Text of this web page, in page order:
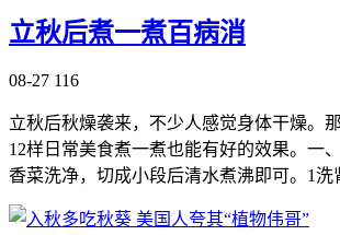
立秋后煮一煮百病消
08-27 116
立秋后秋燥袭来，不少人感觉身体干燥。
12样日常美食煮一煮也能有好的效果。一
香菜洗净，切成小段后清水煮沸即可。1洗